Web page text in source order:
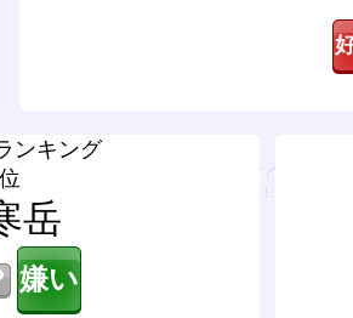
ンキング
岳